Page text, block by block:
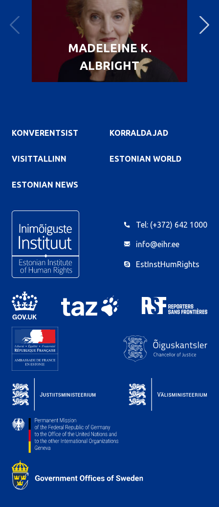
MADELEINE K.
ALBRIGHT
KONVERENTSIST KORRALDAJAD
VISITTALLINN ESTONIAN WORLD
ESTONIAN NEWS
Tel: (+372) 642 1000
info@eihr.ee
EstInstHumRights